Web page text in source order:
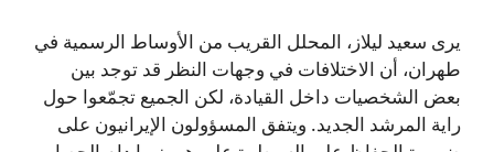
يرى سعيد ليلاز، المحلل القريب من الأوساط الرسمية في
طهران، أن الاختلافات في وجهات النظر قد توجد بين
بعض الشخصيات داخل القيادة، لكن الجميع تجمّعوا حول
راية المرشد الجديد. ويتفق المسؤولون الإيرانيون على